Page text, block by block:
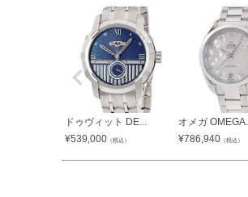
ドゥヴィット DE...
¥539,000 （税込）
オメガ OMEGA...
¥786,940 （税込）